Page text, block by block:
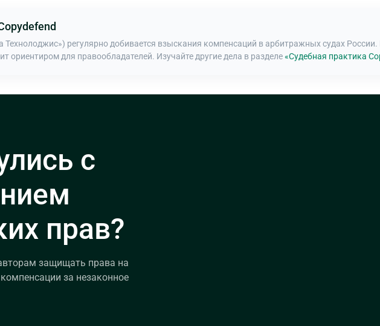
Технолоджис») регулярно добивается взыскания компенсаций в арбитражных судах
ориентиром для правообладателей. Изучайте другие дела в разделе«Судебная практика
с
прав?
защищать права на
за незаконное